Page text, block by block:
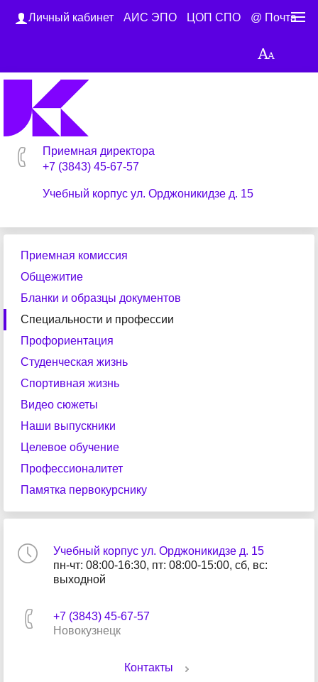
Личный кабинет АИС ЭПО ЦОП СПО @ Почта
Приемная директора
+7 (3843) 45-67-57
Учебный корпус ул. Орджоникидзе д. 15
Приемная комиссия
Общежитие
Бланки и образцы документов
Специальности и профессии
Профориентация
Студенческая жизнь
Спортивная жизнь
Видео сюжеты
Наши выпускники
Целевое обучение
Профессионалитет
Памятка первокурснику
Учебный корпус ул. Орджоникидзе д. 15
пн-чт: 08:00-16:30, пт: 08:00-15:00, сб, вс:
выходной
+7 (3843) 45-67-57
Новокузнецк
Контакты